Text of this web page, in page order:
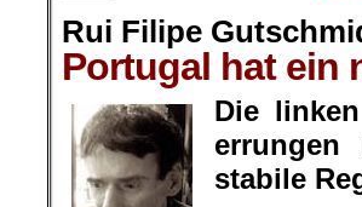
Rui Filipe
Portugal hat ein
Die
stabile